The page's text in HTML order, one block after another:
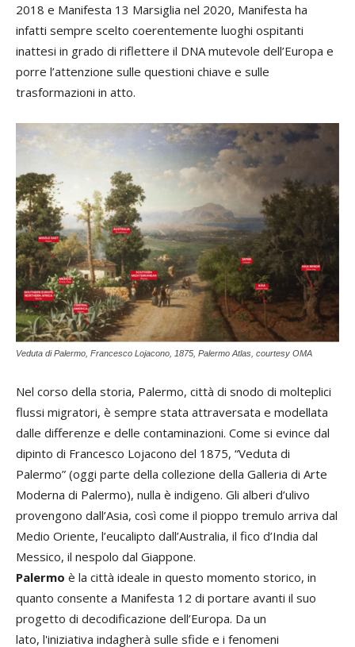
2018 e Manifesta 13 Marsiglia nel 2020, Manifesta ha
infatti sempre scelto coerentemente luoghi ospitanti
inattesi in grado di riflettere il DNA mutevole dell’Europa e
porre l’attenzione sulle questioni chiave e sulle
trasformazioni in atto.
Veduta di Palermo, Francesco Lojacono, 1875, Palermo Atlas, courtesy OMA
Nel corso della storia, Palermo, città di snodo di molteplici
flussi migratori, è sempre stata attraversata e modellata
dalle differenze e delle contaminazioni. Come si evince dal
dipinto di Francesco Lojacono del 1875, “Veduta di
Palermo” (oggi parte della collezione della Galleria di Arte
Moderna di Palermo), nulla è indigeno. Gli alberi d’ulivo
provengono dall’Asia, così come il pioppo tremulo arriva dal
Medio Oriente, l’eucalipto dall’Australia, il fico d’India dal
Messico, il nespolo dal Giappone.
Palermo è la città ideale in questo momento storico, in
quanto consente a Manifesta 12 di portare avanti il suo
progetto di decodificazione dell’Europa. Da un
lato, l'iniziativa indagherà sulle sfide e i fenomeni